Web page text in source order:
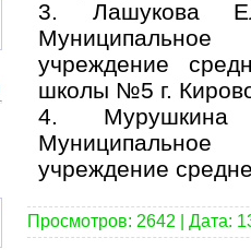
3. Лашукова
Муниципальное
учреждение
школы №5 г.
4.
Муниципальное
учреждение
Просмотров: 2642 | Дата: